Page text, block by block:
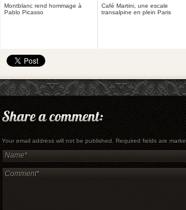
Montblanc rend hommage à
Pablo Picasso
Café Martini, une escale
transalpine en plein Paris
Your email address will not be published. Required fields are